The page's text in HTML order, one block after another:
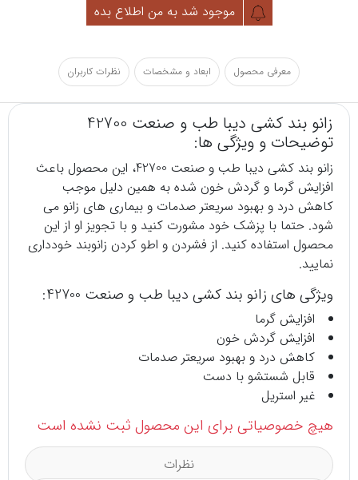
موجود شد به من اطلاع بده
معرفی محصول ابعاد و مشخصات نظرات کاربران
زانو بند کشی دیبا طب و صنعت 42700
توضیحات و ویژگی ها:
زانو بند کشی دیبا طب و صنعت 42700، این محصول باعث
افزایش گرما و گردش خون شده به همین دلیل موجب
کاهش درد و بهبود سریعتر صدمات و بیماری های زانو می
شود. حتما با پزشک خود مشورت کنید و با تجویز او از این
محصول استفاده کنید. از فشردن و اطو کردن زانوبند خودداری
نمایید.
ویژگی های زانو بند کشی دیبا طب و صنعت 42700:
افزایش گرما
افزایش گردش خون
کاهش درد و بهبود سریعتر صدمات
قابل شستشو با دست
غیر استریل
هیچ خصوصیاتی برای این محصول ثبت نشده است
نظرات